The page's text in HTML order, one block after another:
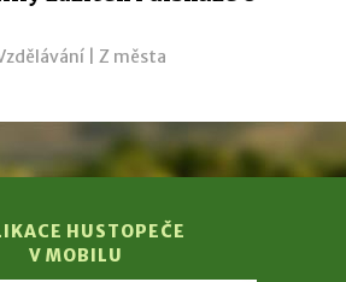
| Z města
HUSTOPEČE
V MOBILU